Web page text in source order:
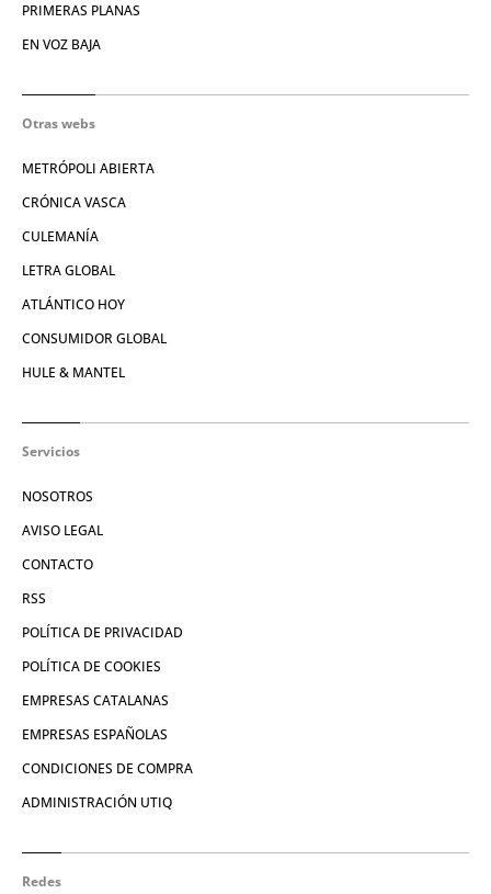
PRIMERAS PLANAS
EN VOZ BAJA
Otras webs
METRÓPOLI ABIERTA
CRÓNICA VASCA
CULEMANÍA
LETRA GLOBAL
ATLÁNTICO HOY
CONSUMIDOR GLOBAL
HULE & MANTEL
Servicios
NOSOTROS
AVISO LEGAL
CONTACTO
RSS
POLÍTICA DE PRIVACIDAD
POLÍTICA DE COOKIES
EMPRESAS CATALANAS
EMPRESAS ESPAÑOLAS
CONDICIONES DE COMPRA
ADMINISTRACIÓN UTIQ
Redes